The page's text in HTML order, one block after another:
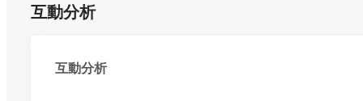
互動分析
互動分析